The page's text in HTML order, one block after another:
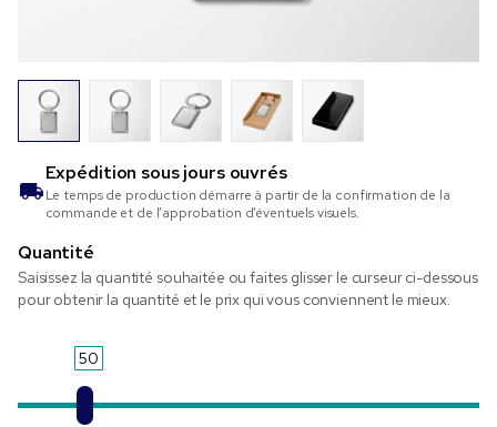
Expédition sousjours ouvrés
Le temps de production démarre à partir de la confirmation de la
commande et de l’approbation d’éventuels visuels.
Quantité
Saisissez la quantité souhaitée ou faites glisser le curseur ci-dessous
pour obtenir la quantité et le prix qui vous conviennent le mieux.
50